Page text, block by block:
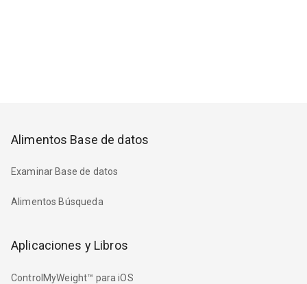
Alimentos Base de datos
Examinar Base de datos
Alimentos Búsqueda
Aplicaciones y Libros
ControlMyWeight™ para iOS